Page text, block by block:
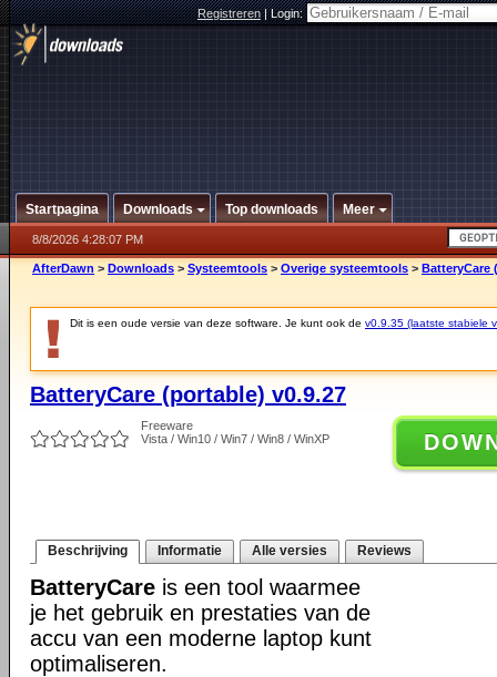
Registreren|Login:
Startpagina Downloads Top downloads Meer
8/8/2026 4:28:07 PM
AfterDawn > Downloads > Systeemtools > Overige systeemtools > BatteryCare
Dit is een oude versie van deze software. Je kunt ook de v0.9.35 (laatste stabiele
BatteryCare (portable) v0.9.27
Freeware
Vista / Win10 / Win7 / Win8 / WinXP
Beschrijving Informatie Alle versies Reviews
BatteryCare is een tool waarmee
je het gebruik en prestaties van de
accu van een moderne laptop kunt
optimaliseren.